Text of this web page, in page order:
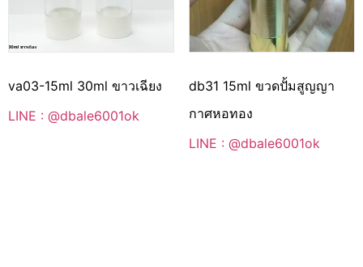
va03-15ml 30ml ขาวเฉียง
LINE : @dbale6001ok
db31 15ml ขวดปั้มสูญญา
กาศหอทอง
LINE : @dbale6001ok